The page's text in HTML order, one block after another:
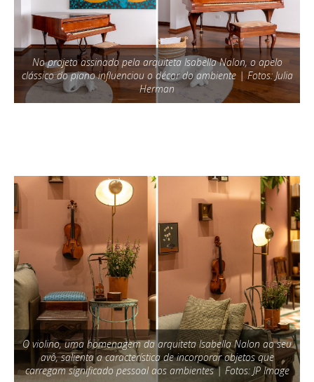
No projeto assinado pela arquiteta Isabella Nalon, o apelo
clássico do piano influenciou o décor do ambiente | Fotos: Julia
Herman
O violino, uma homenagem da arquiteta Isabella Nalon ao seu
avô, salienta a característica de incorporar objetos que
carregam significado pessoal aos ambientes | Fotos: JP Image